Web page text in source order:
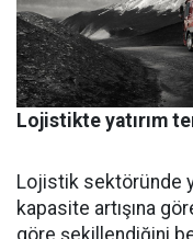
Lojistikte yatırım
Lojistik sektöründe
kapasi­te artışına